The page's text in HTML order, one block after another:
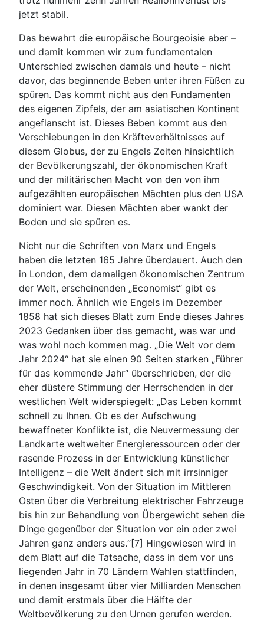
jetzt stabil.
Das bewahrt die europäische Bourgeoisie aber –
und damit kommen wir zum fundamentalen
Unterschied zwischen damals und heute – nicht
davor, das beginnende Beben unter ihren Füßen zu
spüren. Das kommt nicht aus den Fundamenten
des eigenen Zipfels, der am asiatischen Kontinent
angeflanscht ist. Dieses Beben kommt aus den
Verschiebungen in den Kräfteverhältnisses auf
diesem Globus, der zu Engels Zeiten hinsichtlich
der Bevölkerungszahl, der ökonomischen Kraft
und der militärischen Macht von den von ihm
aufgezählten europäischen Mächten plus den USA
dominiert war. Diesen Mächten aber wankt der
Boden und sie spüren es.
Nicht nur die Schriften von Marx und Engels
haben die letzten 165 Jahre überdauert. Auch den
in London, dem damaligen ökonomischen Zentrum
der Welt, erscheinenden „Economist“ gibt es
immer noch. Ähnlich wie Engels im Dezember
1858 hat sich dieses Blatt zum Ende dieses Jahres
2023 Gedanken über das gemacht, was war und
was wohl noch kommen mag. „Die Welt vor dem
Jahr 2024“ hat sie einen 90 Seiten starken „Führer
für das kommende Jahr“ überschrieben, der die
eher düstere Stimmung der Herrschenden in der
westlichen Welt widerspiegelt: „Das Leben kommt
schnell zu Ihnen. Ob es der Aufschwung
bewaffneter Konflikte ist, die Neuvermessung der
Landkarte weltweiter Energieressourcen oder der
rasende Prozess in der Entwicklung künstlicher
Intelligenz – die Welt ändert sich mit irrsinniger
Geschwindigkeit. Von der Situation im Mittleren
Osten über die Verbreitung elektrischer Fahrzeuge
bis hin zur Behandlung von Übergewicht sehen die
Dinge gegenüber der Situation vor ein oder zwei
Jahren ganz anders aus.“[7] Hingewiesen wird in
dem Blatt auf die Tatsache, dass in dem vor uns
liegenden Jahr in 70 Ländern Wahlen stattfinden,
in denen insgesamt über vier Milliarden Menschen
und damit erstmals über die Hälfte der
Weltbevölkerung zu den Urnen gerufen werden.